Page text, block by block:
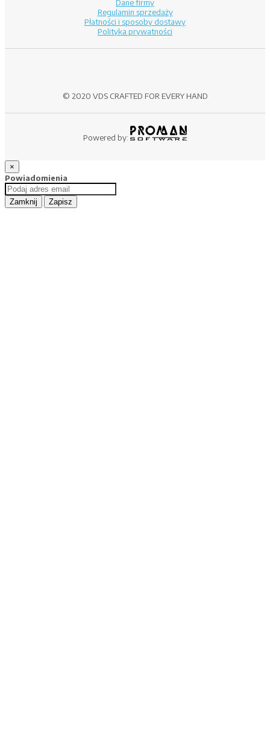
Dane firmy
Regulamin sprzedaży
Płatności i sposoby dostawy
Polityka prywatności
© 2020 VDS CRAFTED FOR EVERY HAND
Powered by:
×
Powiadomienia
Zamknij Zapisz